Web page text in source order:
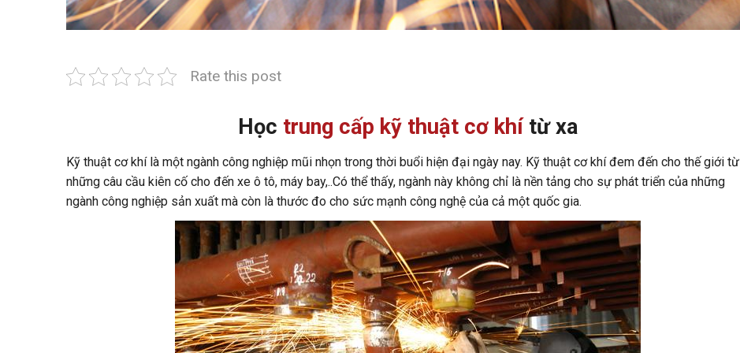
Rate this post
Học trung cấp kỹ thuật cơ khítừ xa
Kỹ thuật cơ khí là một ngành công nghiệp mũi nhọn trong thời buổi hiện đại ngày nay. Kỹ thuật cơ khí đem đến cho thế giới từ
những câu cầu kiên cố cho đến xe ô tô, máy bay,..Có thể thấy, ngành này không chỉ là nền tảng cho sự phát triển của những
ngành công nghiệp sản xuất mà còn là thước đo cho sức mạnh công nghệ của cả một quốc gia.